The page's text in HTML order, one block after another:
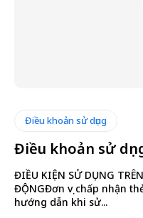
Điều khoản sử dụng
Điều khoản sử
ĐIỀU KIỆN SỬ DỤNG
ĐỘNGĐơn vị chấp nhận
hướng dẫn khi sử...